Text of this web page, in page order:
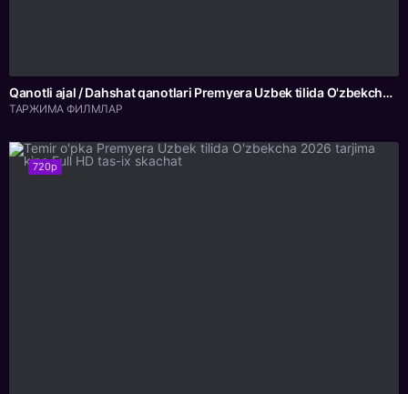
Qanotli ajal / Dahshat qanotlari Premyera Uzbek tilida O'zbekcha 2026 tarjima kino Full HD tas-ix skachat
ТАРЖИМА ФИЛМЛАР
720p